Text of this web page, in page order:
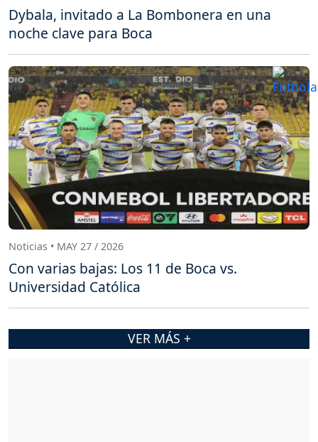
Dybala, invitado a La Bombonera en una
noche clave para Boca
Noticias • MAY 27 / 2026
Con varias bajas: Los 11 de Boca vs.
Universidad Católica
VER MÁS +